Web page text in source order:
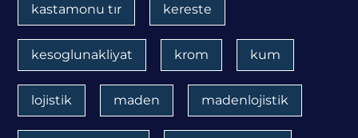
kastamonu tır kereste
kesoglunakliyat krom kum
lojistik maden madenlojistik